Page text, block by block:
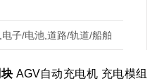
子/电池,道路/轨道/船舶
AGV自动充电机 充电模组